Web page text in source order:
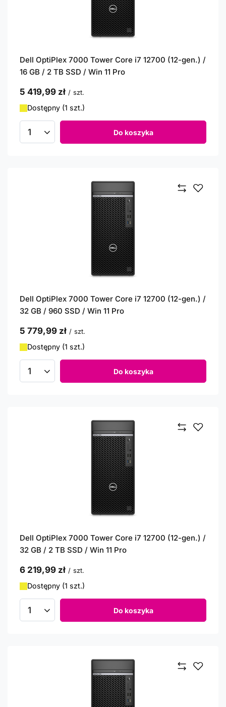
Dell OptiPlex 7000 Tower Core i7 12700 (12-gen.) /
16 GB / 2 TB SSD / Win 11 Pro
5 419,99 zł / szt.
Dostępny (1 szt.)
Ilość produktów Do koszyka
Dell OptiPlex 7000 Tower Core i7 12700 (12-gen.) /
32 GB / 960 SSD / Win 11 Pro
5 779,99 zł / szt.
Dostępny (1 szt.)
Ilość produktów Do koszyka
Dell OptiPlex 7000 Tower Core i7 12700 (12-gen.) /
32 GB / 2 TB SSD / Win 11 Pro
6 219,99 zł / szt.
Dostępny (1 szt.)
Ilość produktów Do koszyka